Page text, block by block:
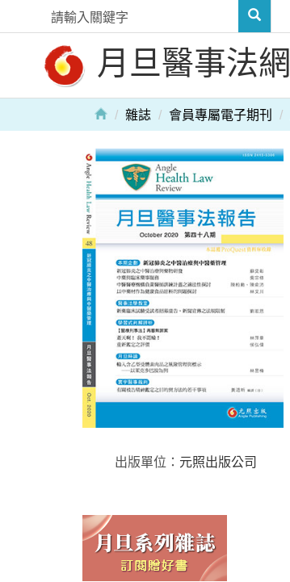
月旦醫事法網
雜誌 會員專屬電子期刊
出版單位： 元照出版公司